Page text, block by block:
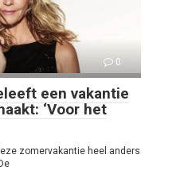
0
een vakantie
‘Voor het
zomervakantie heel anders